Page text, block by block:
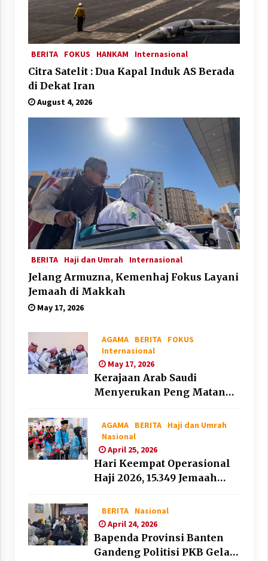
BERITA FOKUS HANKAM Internasional
Citra Satelit : Dua Kapal Induk AS Berada
di Dekat Iran
August 4, 2026
BERITA Haji dan Umrah Internasional
Jelang Armuzna, Kemenhaj Fokus Layani
Jemaah di Makkah
May 17, 2026
AGAMA BERITA
FOKUS
Internasional
May 17, 2026
Kerajaan Arab Saudi
Menyerukan Peng Matan
Minggu
AGAMA BERITA
Haji dan Umrah
Nasional
April 25, 2026
Hari Keempat Operasional
Haji 2026, 15.349 Jemaah
BERITA
Nasional
April 24, 2026
Bapenda Provinsi Banten
Gandeng Politisi PKB Gelar